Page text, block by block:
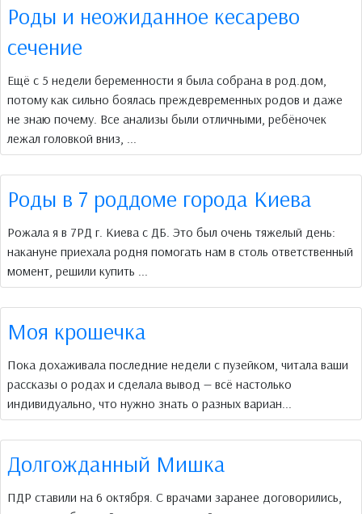
Роды и неожиданное кесарево
сечение
Ещё с 5 недели беременности я была собрана в род.дом,
потому как сильно боялась преждевременных родов и даже
не знаю почему. Все анализы были отличными, ребёночек
лежал головкой вниз, ...
Роды в 7 роддоме города Киева
Рожала я в 7РД г. Киева с ДБ. Это был очень тяжелый день:
накануне приехала родня помогать нам в столь ответственный
момент, решили купить ...
Моя крошечка
Пока дохаживала последние недели с пузейком, читала ваши
рассказы о родах и сделала вывод — всё настолько
индивидуально, что нужно знать о разных вариан...
Долгожданный Мишка
ПДР ставили на 6 октября. С врачами заранее договорились,